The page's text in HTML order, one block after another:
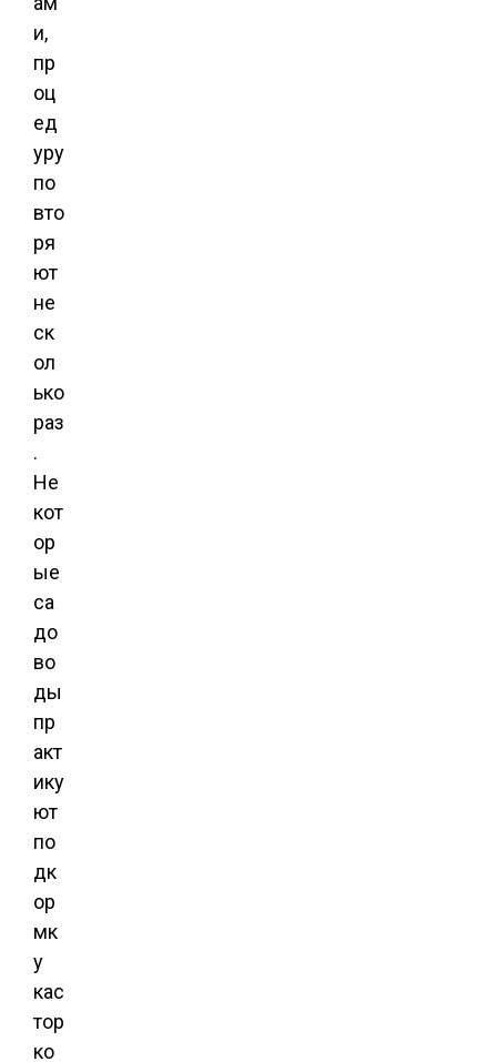
и,
пр
оц
ед
уру
по
вто
ря
ют
не
ск
ол
ько
раз
.
Не
кот
ор
ые
са
до
во
ды
пр
акт
ику
ют
по
дк
ор
мк
у
кас
тор
ко